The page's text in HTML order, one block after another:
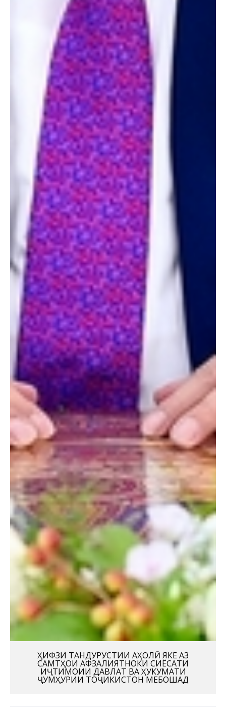
ҲИФЗИ ТАНДУРУСТИИ АҲОЛӢ ЯКЕ АЗ
САМТҲОИ АФЗАЛИЯТНОКИ СИЁСАТИ
ИҶТИМОИИ ДАВЛАТ ВА ҲУКУМАТИ
ҶУМҲУРИИ ТОҶИКИСТОН МЕБОШАД